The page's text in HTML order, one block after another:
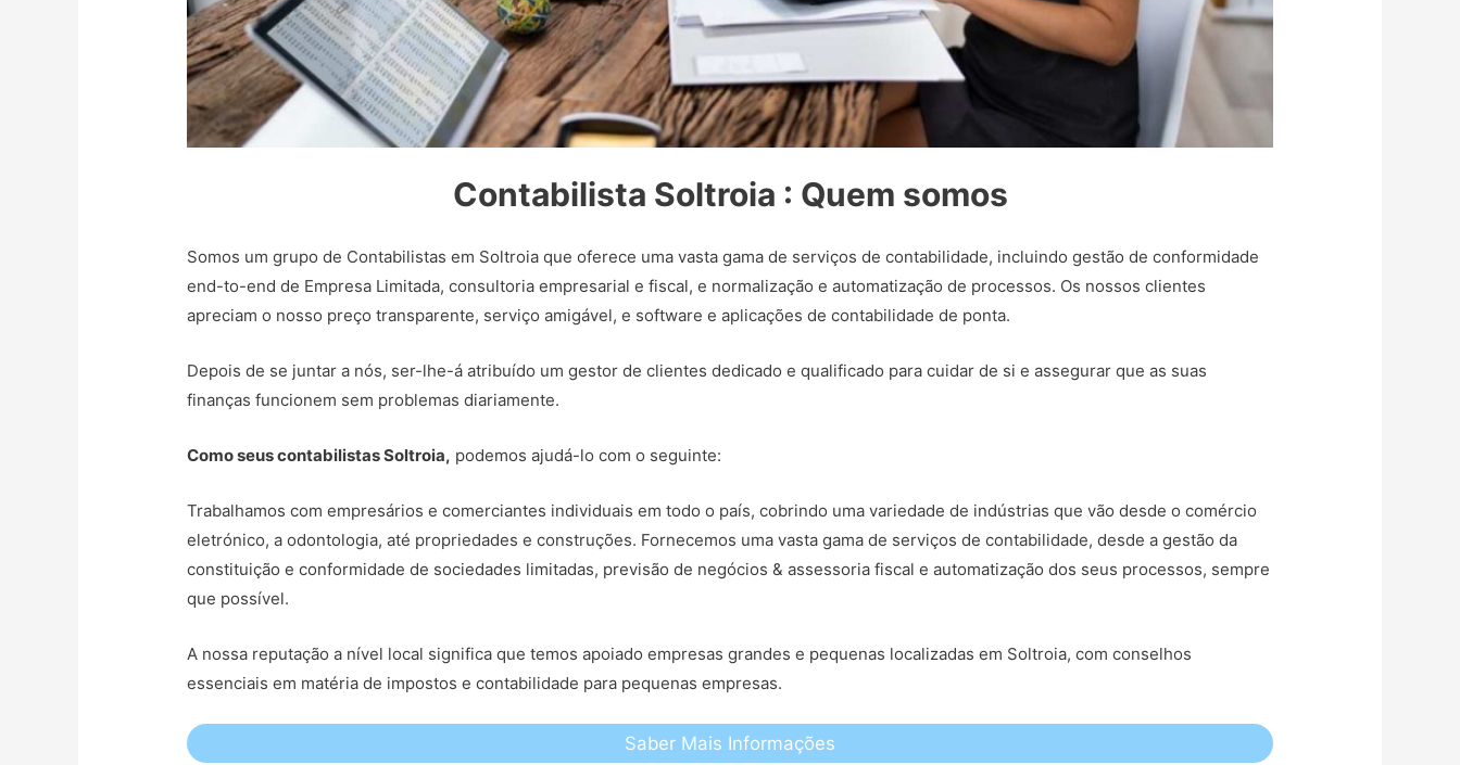
Contabilista Soltroia : Quem somos
Somos um grupo de Contabilistas em Soltroia que oferece uma vasta gama de serviços de contabilidade, incluindo gestão de conformidade
end-to-end de Empresa Limitada, consultoria empresarial e fiscal, e normalização e automatização de processos. Os nossos clientes
apreciam o nosso preço transparente, serviço amigável, e software e aplicações de contabilidade de ponta.
Depois de se juntar a nós, ser-lhe-á atribuído um gestor de clientes dedicado e qualificado para cuidar de si e assegurar que as suas
finanças funcionem sem problemas diariamente.
Como seus contabilistas Soltroia, podemos ajudá-lo com o seguinte:
Trabalhamos com empresários e comerciantes individuais em todo o país, cobrindo uma variedade de indústrias que vão desde o comércio
eletrónico, a odontologia, até propriedades e construções. Fornecemos uma vasta gama de serviços de contabilidade, desde a gestão da
constituição e conformidade de sociedades limitadas, previsão de negócios & assessoria fiscal e automatização dos seus processos, sempre
que possível.
A nossa reputação a nível local significa que temos apoiado empresas grandes e pequenas localizadas em Soltroia, com conselhos
essenciais em matéria de impostos e contabilidade para pequenas empresas.
Saber Mais Informações